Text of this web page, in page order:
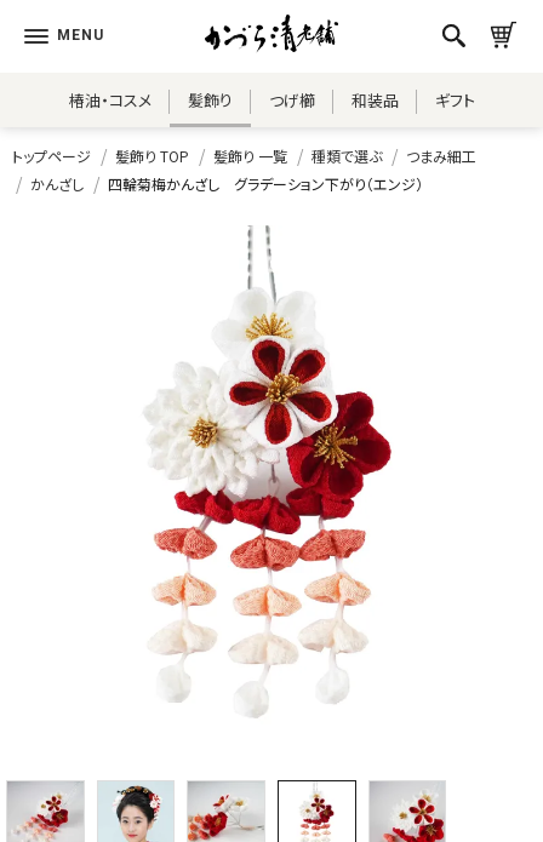
椿油・コスメ 髪飾り つげ櫛 和装品 ギフト
トップページ 髪飾り TOP 髪飾り 一覧 種類で選ぶ
つまみ細工
かんざし
四輪菊梅かんざし グラデーション下がり（エンジ）